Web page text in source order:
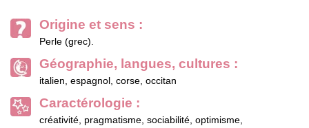
Origine et sens :
Perle (grec).
Géographie, langues, cultures :
italien, espagnol, corse, occitan
Caractérologie :
créativité, pragmatisme, sociabilité, optimisme,